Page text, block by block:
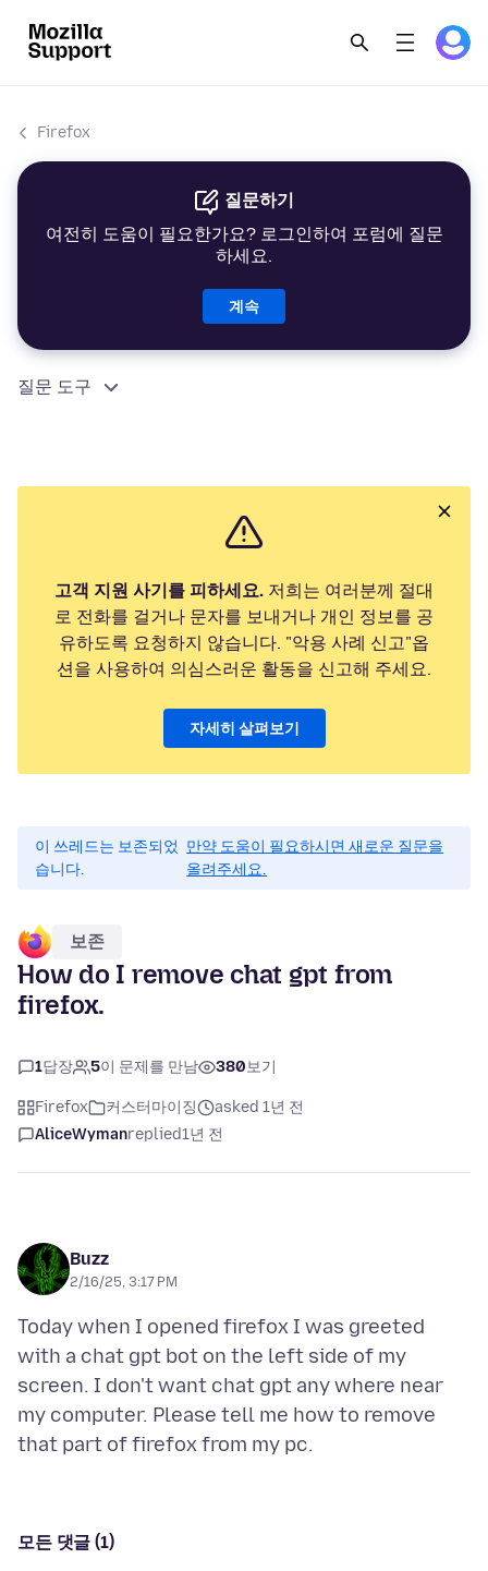
Firefox
질문하기
여전히 도움이 필요한가요? 로그인하여 포럼에 질문
하세요.
계속
질문 도구
고객 지원 사기를 피하세요. 저희는 여러분께 절대
로 전화를 걸거나 문자를 보내거나 개인 정보를 공
유하도록 요청하지 않습니다. "악용 사례 신고"옵
션을 사용하여 의심스러운 활동을 신고해 주세요.
자세히 살펴보기
이 쓰레드는 보존되었
습니다.
만약 도움이 필요하시면 새로운 질문을
올려주세요.
보존
How do I remove chat gpt from
firefox.
1답장 5이 문제를 만남 380보기
Firefox 커스터마이징
asked 1년 전
AliceWymanreplied1년 전
Buzz
2/16/25, 3:17 PM
Today when I opened firefox I was greeted
with a chat gpt bot on the left side of my
screen. I don't want chat gpt any where near
my computer. Please tell me how to remove
모든 댓글 (1)